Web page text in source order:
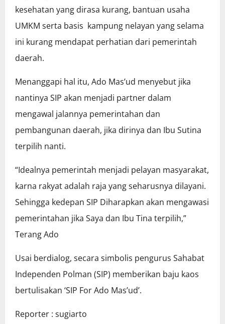
kesehatan yang dirasa kurang, bantuan usaha
UMKM serta basis kampung nelayan yang selama
ini kurang mendapat perhatian dari pemerintah
daerah.
Menanggapi hal itu, Ado Mas’ud menyebut jika
nantinya SIP akan menjadi partner dalam
mengawal jalannya pemerintahan dan
pembangunan daerah, jika dirinya dan Ibu Sutina
terpilih nanti.
“Idealnya pemerintah menjadi pelayan masyarakat,
karna rakyat adalah raja yang seharusnya dilayani.
Sehingga kedepan SIP Diharapkan akan mengawasi
pemerintahan jika Saya dan Ibu Tina terpilih,”
Terang Ado
Usai berdialog, secara simbolis pengurus Sahabat
Independen Polman (SIP) memberikan baju kaos
bertulisakan ‘SIP For Ado Mas’ud’.
Reporter : sugiarto